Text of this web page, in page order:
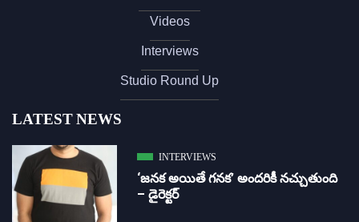
Videos
Interviews
Studio Round Up
LATEST NEWS
INTERVIEWS
‘జ‌న‌క అయితే గ‌న‌క‌’ అందరికీ నచ్చుతుంది
– డైరెక్ట‌ర్